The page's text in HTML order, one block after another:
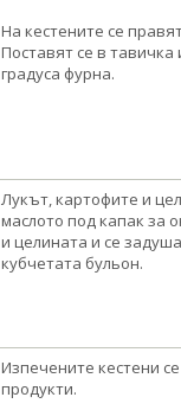
На кестените се
Поставят се в тавичка
градуса фурна.
Лукът, картофите и
маслото под капак за
и целината и се
кубчетата бульон.
Изпечените кестени
продукти.